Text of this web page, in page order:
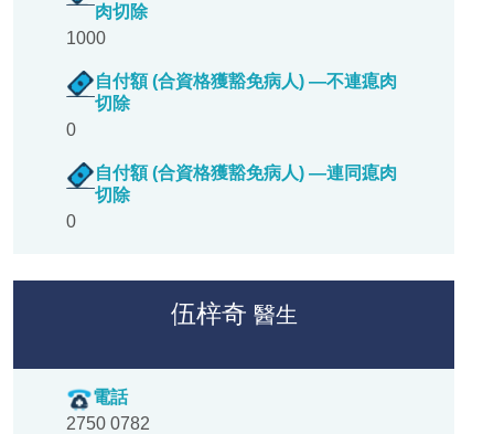
肉切除
1000
自付額 (合資格獲豁免病人) —不連瘜肉
切除
0
自付額 (合資格獲豁免病人) —連同瘜肉
切除
0
伍梓奇 醫生
電話
2750 0782